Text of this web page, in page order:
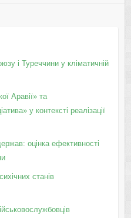
і Туреччини у кліматичній
Аравії» та
у контексті реалізації
оцінка ефективності
станів